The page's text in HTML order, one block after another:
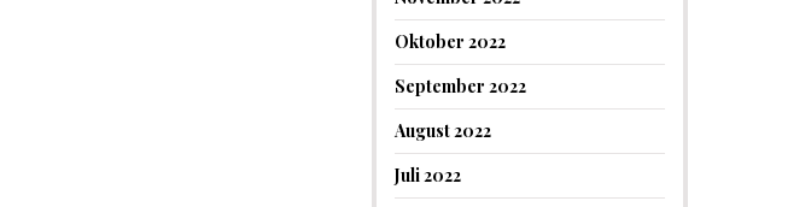
Oktober 2022
September 2022
August 2022
Juli 2022